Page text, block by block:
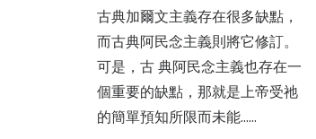
古典加爾文主義存在很多缺點，
而古典阿民念主義則將它修訂。
可是，古 典阿民念主義也存在一
個重要的缺點，那就是上帝受祂
的簡單預知所限而未能……